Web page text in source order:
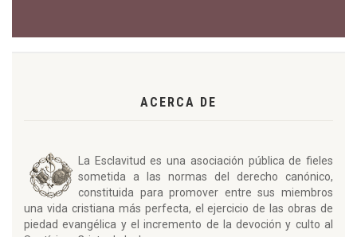
ACERCA DE
La Esclavitud es una asociación pública de fieles
sometida a las normas del derecho canónico,
constituida para promover entre sus miembros
una vida cristiana más perfecta, el ejercicio de las obras de
piedad evangélica y el incremento de la devoción y culto al